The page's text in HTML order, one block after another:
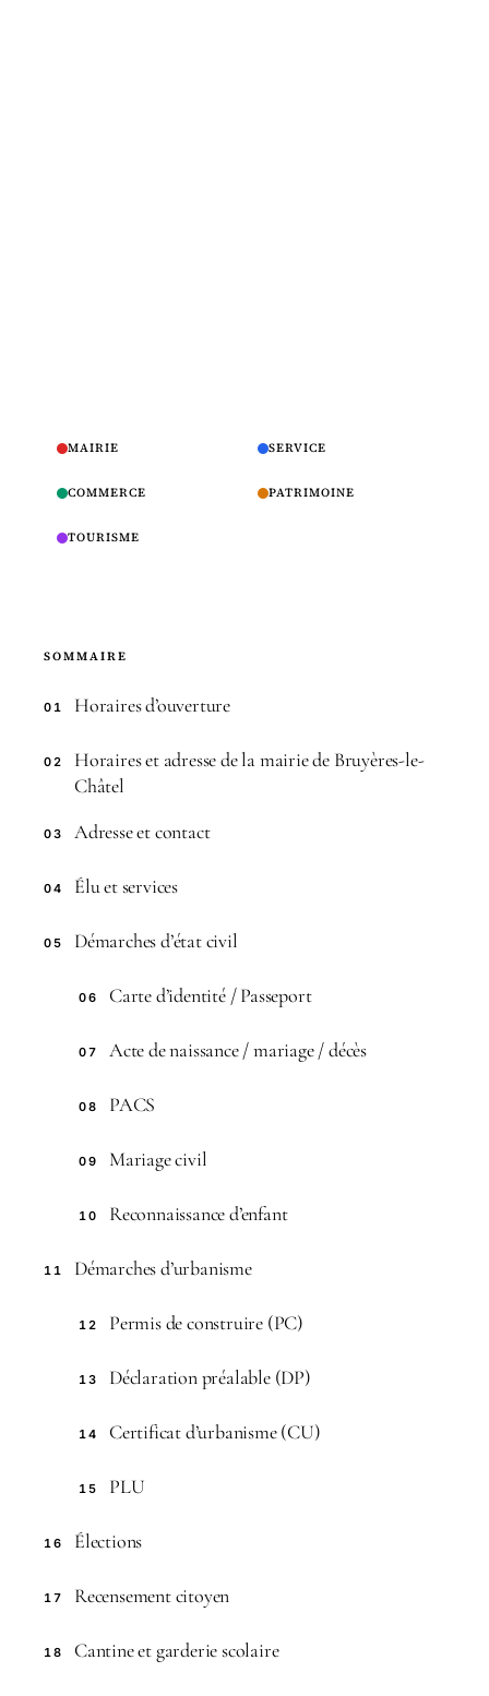
MAIRIE SERVICE
COMMERCE PATRIMOINE
TOURISME
SOMMAIRE
01 Horaires d’ouverture
02
Horaires et adresse de la mairie de Bruyères-le-
Châtel
03 Adresse et contact
04 Élu et services
05 Démarches d’état civil
06 Carte d’identité / Passeport
07 Acte de naissance / mariage / décès
08 PACS
09 Mariage civil
10 Reconnaissance d’enfant
11 Démarches d’urbanisme
12 Permis de construire (PC)
13 Déclaration préalable (DP)
14 Certificat d’urbanisme (CU)
15 PLU
16 Élections
17 Recensement citoyen
18 Cantine et garderie scolaire